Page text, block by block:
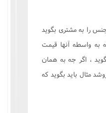
را به مشترى بگويد
به واسطه آنها قيمت
، اگر جه به همان
مثال بايد بگويد که